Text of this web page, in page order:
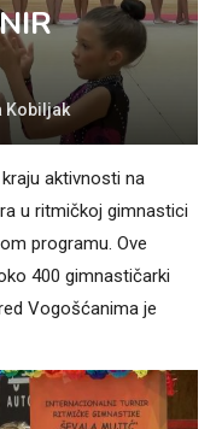
Kobiljak
aktivnosti na
u ritmičkoj gimnastici
programu. Ove
400 gimnastičarki
Vogošćanima je